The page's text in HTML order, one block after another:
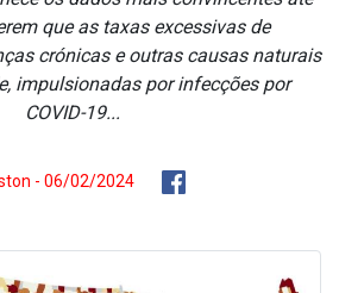
que as taxas excessivas de
crónicas e outras causas naturais
impulsionadas por infecções por
COVID-19...
- 06/02/2024